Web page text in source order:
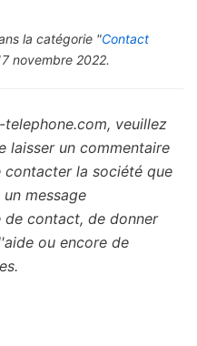
la catégorie "Contact
novembre 2022.
veuillez
laisser un commentaire
la société que
message
contact, de donner
ou encore de